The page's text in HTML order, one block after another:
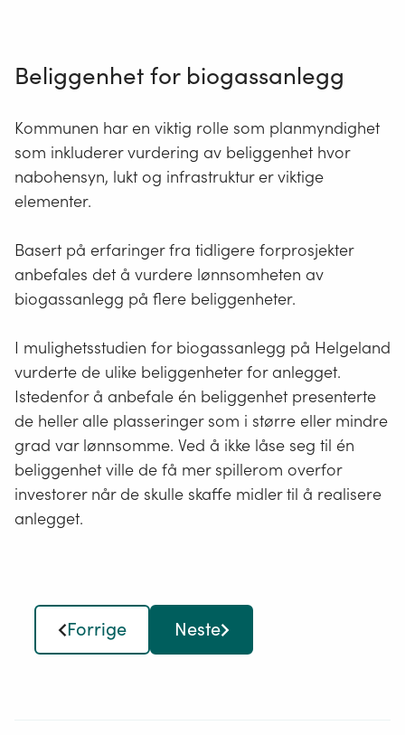
næringen
forvaltningen
FoU-miljøer på Helgeland
Prosjektet har fem medeiere:
Søndre Helgeland Miljøverk IKS (SHMIL)
BioMiljø AS
Nordland Bondelag
Skognæringsforum Nordland
Alstahaug kommune og Sentrum næringshage
er prosjektpartnere, mens prosjektet ledes av
Norsk Institutt for Bioøkonomi (NIBIO) på Tjøtta.
Prosjektet har også koblet til seg flere
kompetansemiljøer og kontakter i perioden:
Sandnessjøen Fjernvarmeanlegg
EcoPro biogassanlegg
NIBIO Tingvoll og NIBIO Ås
Østfoldforskning har hatt ansvar for
Beliggenhet for biogassanlegg
Kommunen har en viktig rolle som planmyndighet
som inkluderer vurdering av beliggenhet hvor
nabohensyn, lukt og infrastruktur er viktige
elementer.
Basert på erfaringer fra tidligere forprosjekter
anbefales det å vurdere lønnsomheten av
biogassanlegg på flere beliggenheter.
I mulighetsstudien for biogassanlegg på Helgeland
vurderte de ulike beliggenheter for anlegget.
Istedenfor å anbefale én beliggenhet presenterte
de heller alle plasseringer som i større eller mindre
grad var lønnsomme. Ved å ikke låse seg til én
beliggenhet ville de få mer spillerom overfor
investorer når de skulle skaffe midler til å realisere
anlegget.
Forrige Neste